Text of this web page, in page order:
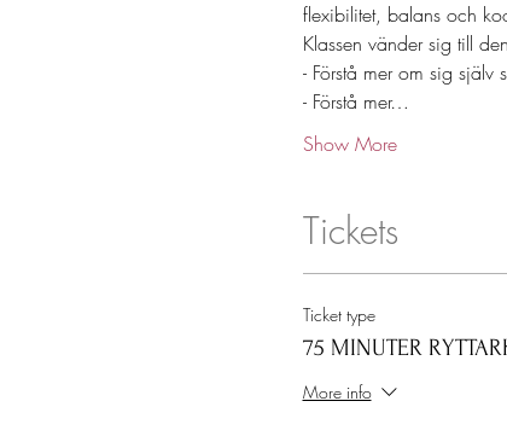
flexibilitet, balans och
Klassen vänder sig till
- Förstå mer om sig själv
- Förstå mer…
Show More
Tickets
Ticket type
75 MINUTER
More info